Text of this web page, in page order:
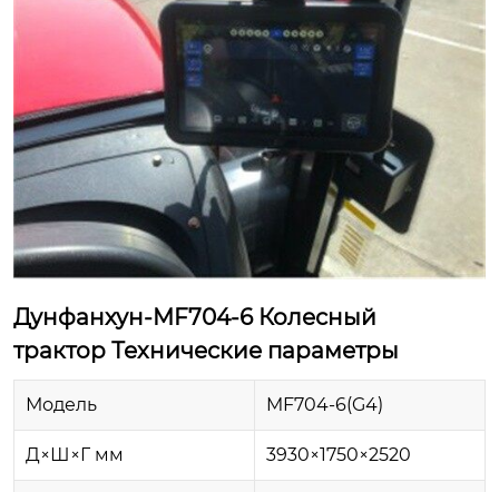
Дунфанхун-MF704-6 Колесный
трактор Технические параметры
Модель MF704-6(G4)
Д×Ш×Г мм 3930×1750×2520